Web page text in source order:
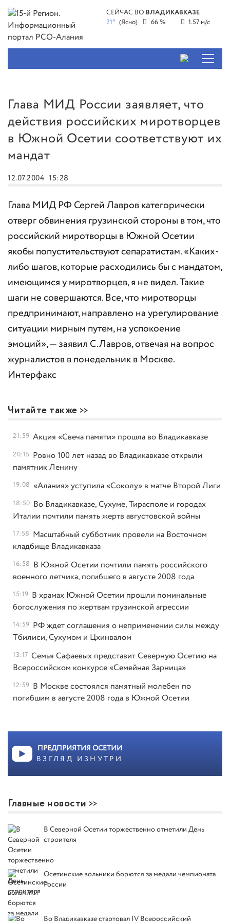
СЕЙЧАС ВО ВЛАДИКАВКАЗЕ
21° (Ясно) 66 % 1.57 м/с
Глава МИД России заявляет, что
действия российских миротворцев
в Южной Осетии соответствуют их
мандат
12.07.2004 15:28
Глава МИД РФ Сергей Лавров категорически
отверг обвинения грузинской стороны в том, что
российский миротворцы в Южной Осетии
якобы попустительствуют сепаратистам. «Каких-
либо шагов, которые расходились бы с мандатом,
имеющимся у миротворцев, я не видел. Такие
шаги не совершаются. Все, что миротворцы
предпринимают, направлено на урегулирование
ситуации мирным путем, на успокоение
эмоций», — заявил С.Лавров, отвечая на вопрос
журналистов в понедельник в Москве.
Интерфакс
Читайте также
21:59 Акция «Свеча памяти» прошла во Владикавказе
20:15 Ровно 100 лет назад во Владикавказе открыли
памятник Ленину
19:08 «Алания» уступила «Соколу» в матче Второй Лиги
18:50 Во Владикавказе, Сухуме, Тирасполе и городах
Италии почтили память жертв августовской войны
17:58 Масштабный субботник провели на Восточном
кладбище Владикавказа
16:58 В Южной Осетии почтили память российского
военного летчика, погибшего в августе 2008 года
15:19 В храмах Южной Осетии прошли поминальные
богослужения по жертвам грузинской агрессии
14:59 РФ ждет соглашения о неприменении силы между
Тбилиси, Сухумом и Цхинвалом
13:17 Семья Сафаевых представит Северную Осетию на
Всероссийском конкурсе «Семейная Зарница»
12:59 В Москве состоялся памятный молебен по
погибшим в августе 2008 года в Южной Осетии
ПРЕДПРИЯТИЯ ОСЕТИИ
ВЗГЛЯД ИЗНУТРИ
Главные новости
В Северной Осетии торжественно отметили День
строителя
Осетинские вольники борются за медали чемпионата
России
Во Владикавказе стартовал IV Всероссийский